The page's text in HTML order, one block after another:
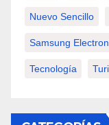
Nuevo Sencillo
Samsung
Tecnología